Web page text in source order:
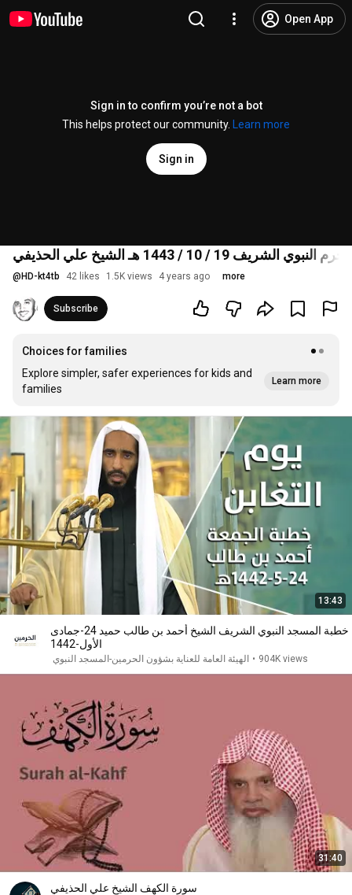
Open App
Sign in to confirm you’re not a bot
This helps protect our community.
Learn more
Sign in
19 / 10 / 1443 هـ الشيخ علي الحذيفي
@ HD-kt4tb 42 likes 1.5K views 4 years ago more
Subscribe
Choices for families
Explore simpler, safer experiences for kids and
families
Learn more
13:43
خطبة المسجد النبوي الشريف الشيخ أحمد بن طالب حميد 24-جمادى
الأول-1442
الهيئة العامة للعناية بشؤون الحرمين-المسجد النبوي • 904K views
31:40
سورة الكهف الشيخ علي الحذيفي